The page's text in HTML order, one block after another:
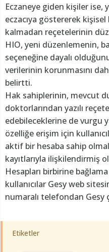
Eczaneye giden kişiler ise,
eczacıya göstererek
kalmadan reçetelerinin
HIO, yeni düzenlemenin,
seçeneğine dayalı
verilerinin korunmasını
belirtti.
Hak sahiplerinin, mevcut
doktorlarından yazılı
edebileceklerine de vurgu
özelliğe erişim için
aktif bir hesaba sahip
kayıtlarıyla ilişkilendirmiş
Hesapları birbirine
kullanıcılar Gesy web
numaralı telefondan Gesy
Etiketler